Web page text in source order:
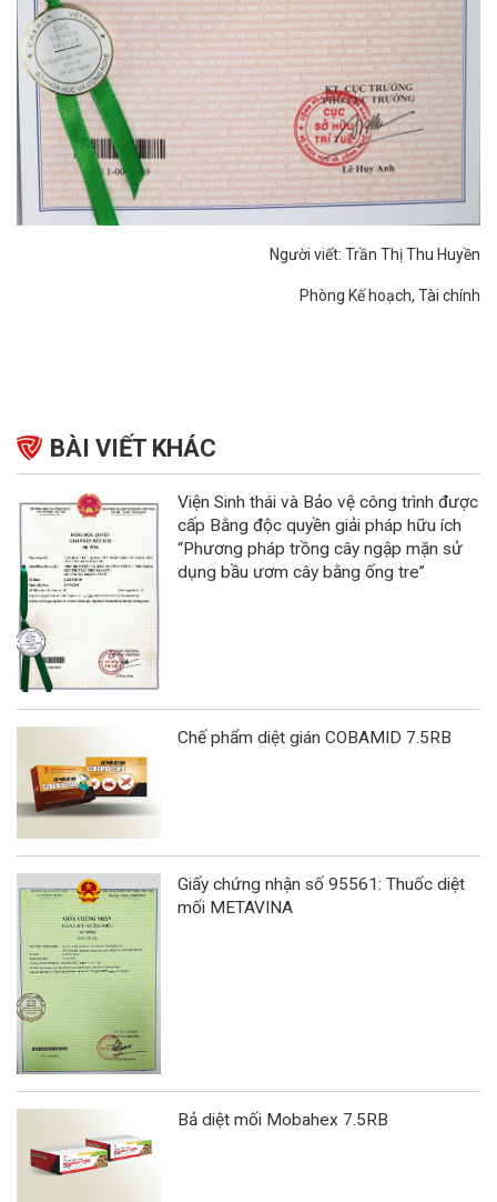
Người viết: Trần Thị Thu Huyền
Phòng Kế hoạch, Tài chính
BÀI VIẾT KHÁC
Viện Sinh thái và Bảo vệ công trình được
cấp Bằng độc quyền giải pháp hữu ích
“Phương pháp trồng cây ngập mặn sử
dụng bầu ươm cây bằng ống tre”
Chế phẩm diệt gián COBAMID 7.5RB
Giấy chứng nhận số 95561: Thuốc diệt
mối METAVINA
Bả diệt mối Mobahex 7.5RB